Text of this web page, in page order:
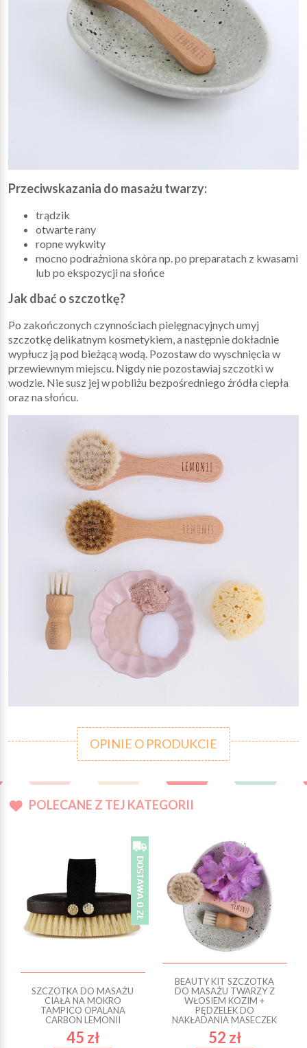
Przeciwskazania do masażu twarzy:
trądzik
otwarte rany
ropne wykwity
mocno podrażniona skóra np. po preparatach z kwasami
lub po ekspozycji na słońce
Jak dbać o szczotkę?
Po zakończonych czynnościach pielęgnacyjnych umyj
szczotkę delikatnym kosmetykiem, a następnie dokładnie
wypłucz ją pod bieżącą wodą. Pozostaw do wyschnięcia w
przewiewnym miejscu. Nigdy nie pozostawiaj szczotki w
wodzie. Nie susz jej w pobliżu bezpośredniego źródła ciepła
oraz na słońcu.
OPINIE O PRODUKCIE
POLECANE Z TEJ KATEGORII
SZCZOTKA DO MASAŻU
CIAŁA NA MOKRO
TAMPICO OPALANA
CARBON LEMONII
45 zł
BEAUTY KIT SZCZOTKA
DO MASAŻU TWARZY Z
WŁOSIEM KOZIM +
PĘDZELEK DO
NAKŁADANIA MASECZEK
52 zł